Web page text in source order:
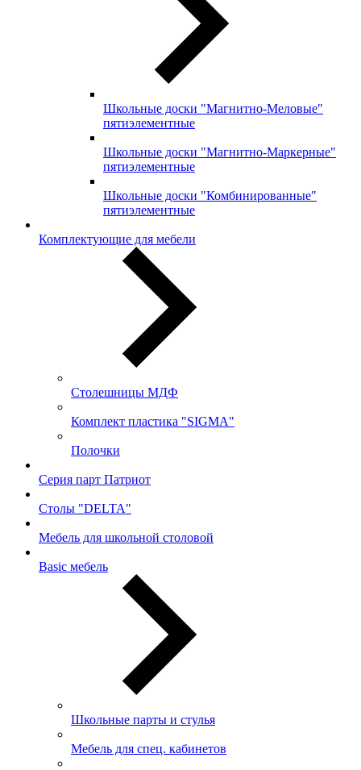
Школьные доски "Магнитно-Меловые"
пятиэлементные
Школьные доски "Магнитно-Маркерные"
пятиэлементные
Школьные доски "Комбинированные"
пятиэлементные
Комплектующие для мебели
Столешницы МДФ
Комплект пластика "SIGMA"
Полочки
Серия парт Патриот
Столы "DELTA"
Мебель для школьной столовой
Basic мебель
Школьные парты и стулья
Мебель для спец. кабинетов